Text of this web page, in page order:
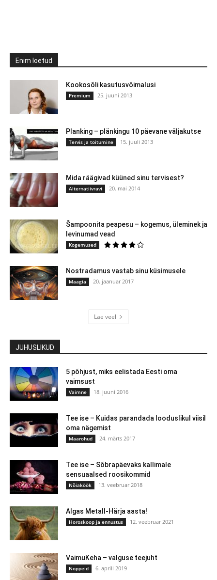
Enim loetud
Kookosõli kasutusvõimalusi
Premium 25. juuni 2013
Planking – plänkingu 10 päevane väljakutse
Tervis ja toitumine 15. juuli 2013
Mida räägivad küüned sinu tervisest?
Alternatiivravi 20. mai 2014
Šampoonita peapesu – kogemus, üleminek ja
levinumad vead
Kogemused
Nostradamus vastab sinu küsimusele
Maagia 20. jaanuar 2017
Lae veel
JUHUSLIKUD
5 põhjust, miks eelistada Eesti oma
vaimsust
Vaimne 18. juuni 2016
Tee ise – Kuidas parandada looduslikul viisil
oma nägemist
Maarohud 24. märts 2017
Tee ise – Sõbrapäevaks kallimale
sensuaalsed roosikommid
Nõiaköök 13. veebruar 2018
Algas Metall-Härja aasta!
Horoskoop ja ennustus 12. veebruar 2021
VaimuKeha – valguse teejuht
Noppeid 6. aprill 2019